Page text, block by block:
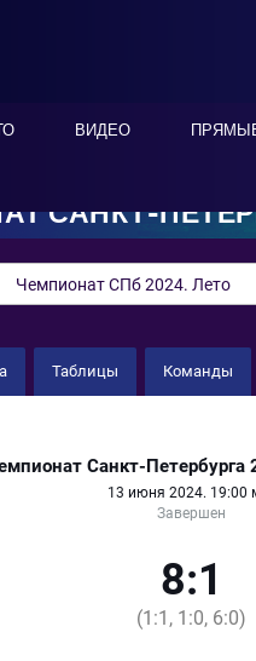
ВИДЕО
САНКТ-
Чемпионат СПб 2024. Лето
Таблицы Команды
Санкт-Петербурга
13 июня 2024. 19:00
Завершен
8:1
(1:1, 1:0, 6:0)